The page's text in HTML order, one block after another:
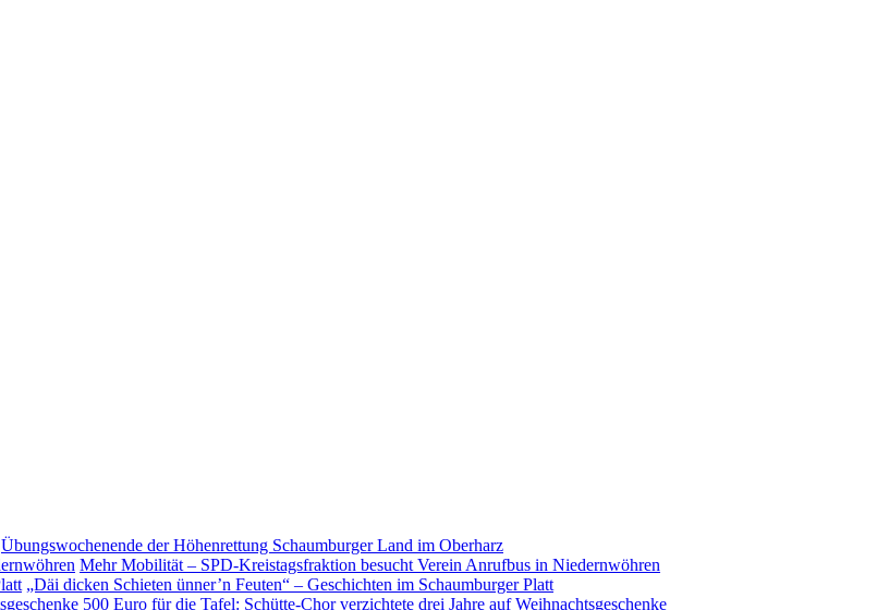
Übungs­wo­chen­ende der Höhen­ret­tung Schaum­burger Land im Oberharz
Mehr Mobilität – SPD-Kreistagsfraktion besucht Verein Anrufbus in Niedernwöhren
„Däi dicken Schieten ünner’n Feuten“ – Geschichten im Schaumburger Platt
500 Euro für die Tafel: Schütte-Chor verzichtete drei Jahre auf Weihnachtsgeschenke